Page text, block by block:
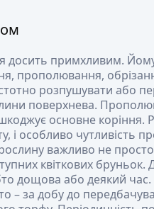
примхливим. Йому
прополювання,
розпушувати або
поверхнева.
основне
і особливо чутливість
рослину важливо не
квіткових бруньок.
дощова або деякий час.
– за добу до